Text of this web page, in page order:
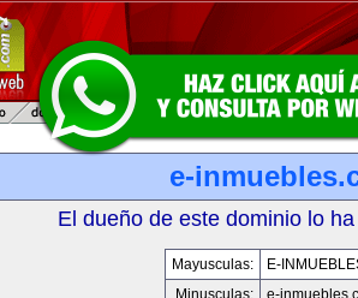
e-
El dueño de este dominio lo
Mayusculas:
E-
Minusculas:
e-